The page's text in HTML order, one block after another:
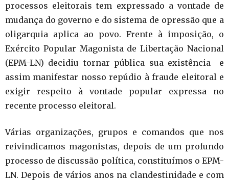
processos eleitorais tem expressado a vontade de
mudança do governo e do sistema de opressão que a
oligarquia aplica ao povo. Frente à imposição, o
Exército Popular Magonista de Libertação Nacional
(EPM-LN) decidiu tornar pública sua existência e
assim manifestar nosso repúdio à fraude eleitoral e
exigir respeito à vontade popular expressa no
recente processo eleitoral.
Várias organizações, grupos e comandos que nos
reivindicamos magonistas, depois de um profundo
processo de discussão política, constituímos o EPM-
LN. Depois de vários anos na clandestinidade e com